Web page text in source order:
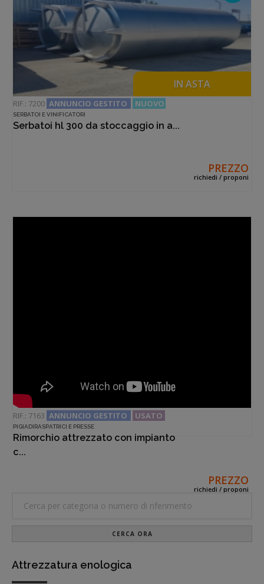
ANNUNCI IN EVIDENZA
IN ASTA
RIF.: 7200 ANNUNCIO GESTITO NUOVO
SERBATOI E VINIFICATORI
Serbatoi hl 300 da stoccaggio in a...
PREZZO
richiedi / proponi
RIF.: 7163 ANNUNCIO GESTITO USATO
PIGIADIRASPATRICI E PRESSE
Rimorchio attrezzato con impianto
c...
PREZZO
richiedi / proponi
CERCA ORA
Attrezzatura enologica